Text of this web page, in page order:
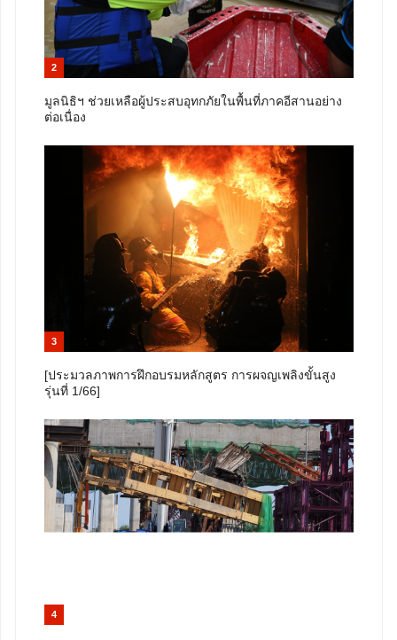
2
มูลนิธิฯ ช่วยเหลือผู้ประสบอุทกภัยในพื้นที่ภาคอีสานอย่าง
ต่อเนื่อง
3
[ประมวลภาพการฝึกอบรมหลักสูตร การผจญเพลิงขั้นสูง
รุ่นที่ 1/66]
4